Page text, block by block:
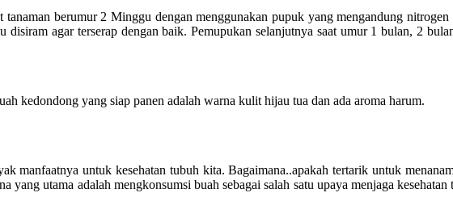
tanaman berumur 2 Minggu dengan menggunakan pupuk yang mengandung
agar terserap dengan baik. Pemupukan selanjutnya saat umur 1 bulan, 2
kedondong yang siap panen adalah warna kulit hijau tua dan ada aroma harum.
manfaatnya untuk kesehatan tubuh kita. Bagaimana..apakah tertarik untuk
utama adalah mengkonsumsi buah sebagai salah satu upaya menjaga